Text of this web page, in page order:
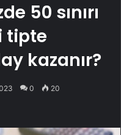
50 sınırı
tipte
kazanır?
0 20